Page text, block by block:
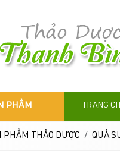
PHẨM TRANG
PHẨM THẢO DƯỢC QUẢ